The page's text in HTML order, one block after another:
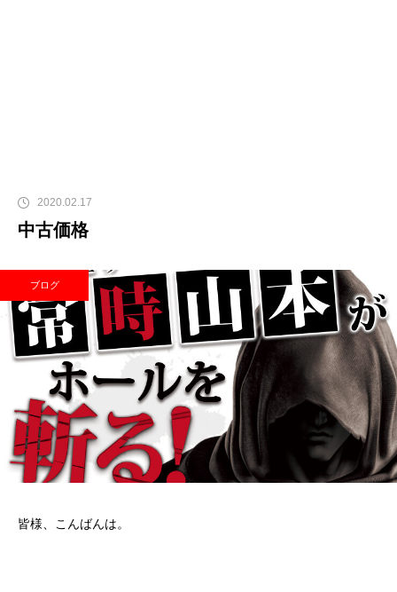
2020.02.17
中古価格
ブログ
皆様、こんばんは。